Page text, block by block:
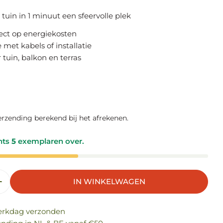
modal
tuin in 1 minuut een sfeervolle plek
op energiekosten
met kabels of installatie
tuin, balkon en terras
berekend bij het afrekenen.
5 exemplaren over.
VERLAGEN VOOR SOLAR LICHTSNOER
VERHOGEN VOOR SOLAR
IN WINKELWAGEN
verzonden